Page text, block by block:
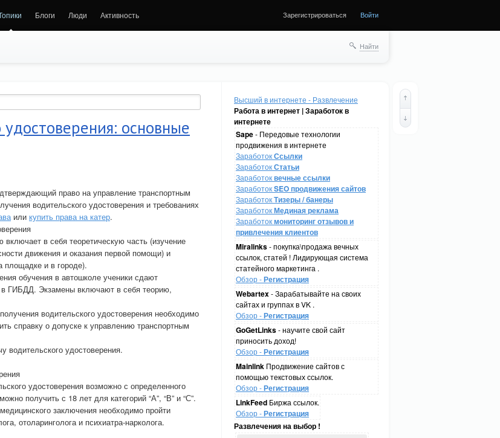
Блоги Люди Активность Зарегистрироваться Войти
Найти
Высший в интернете - Развлечение
Работа в интернет | Заработок в
интернете
Sape- Передовые технологии
продвижения в интернете
ЗаработокСсылки
ЗаработокСтатьи
Заработоквечные ссылки
ЗаработокSEO продвижения сайтов
ЗаработокТизеры / банеры
ЗаработокМединая реклама
Заработокмониторинг отзывов и
привлечения клиентов
Miralinks- покупка\продажа вечных
ссылок, статей ! Лидирующая система
статейного маркетинга .
Обзор -Регистрация
Webartex- Зарабатывайте на своих
сайтах и группах в VK .
Обзор -Регистрация
GoGetLinks- научите свой сайт
приносить доход!
Обзор -Регистрация
Mainlink Продвижение сайтов с
помощью текстовых ссылок.
Обзор -Регистрация
LinkFeed Биржа ссылок.
Обзор -Регистрация
Развлечения на выбор !
основные
право на управление транспортным
водительского удостоверения и требованиях
или купить права на катер.
в себя теоретическую часть (изучение
движения и оказания первой помощи) и
площадке и в городе).
обучения в автошколе ученики сдают
ГИБДД. Экзамены включают в себя теорию,
водительского удостоверения необходимо
справку о допуске к управлению транспортным
водительского удостоверения.
удостоверения возможно с определенного
получить с 18 лет для категорий “А”, “В” и “С”.
заключения необходимо пройти
отоларинголога и психиатра-нарколога.